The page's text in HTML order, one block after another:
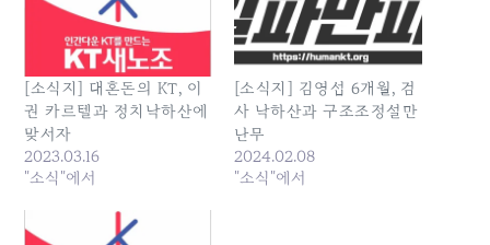
[소식지] 대혼돈의 KT, 이
권 카르텔과 정치낙하산에
맞서자
2023.03.16
"소식"에서
[소식지] 김영섭 6개월, 검
사 낙하산과 구조조정설만
난무
2024.02.08
"소식"에서